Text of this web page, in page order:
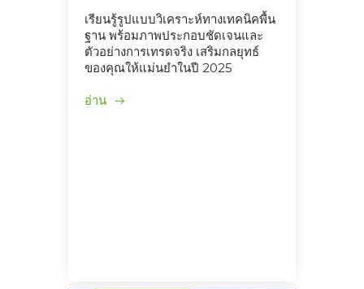
เรียนรู้รูปแบบวิเคราะห์ทางเทคนิคพื้น
ฐาน พร้อมภาพประกอบชัดเจนและ
ตัวอย่างการเทรดจริง เสริมกลยุทธ์
ของคุณให้แม่นยำในปี 2025
อ่าน